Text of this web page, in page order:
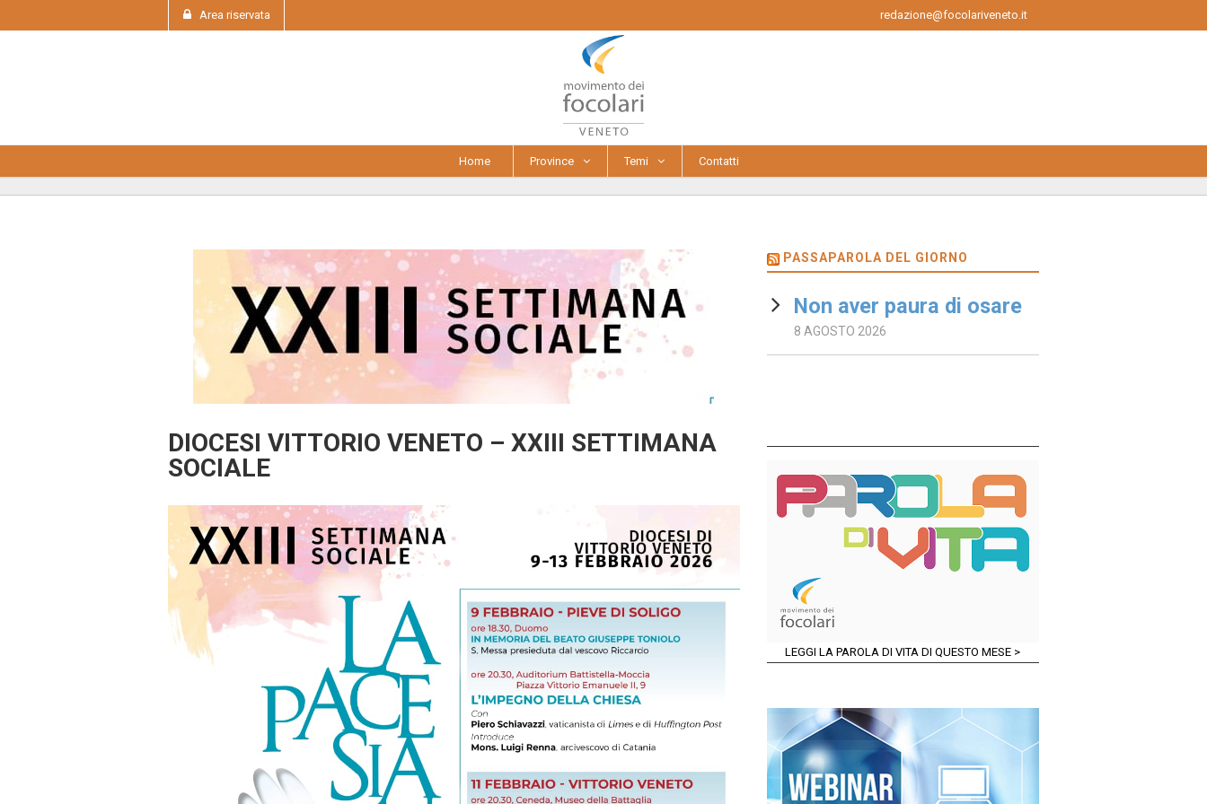
Area riservata redazione@focolariveneto.it
Home Province Temi Contatti
DIOCESI VITTORIO VENETO – XXIII SETTIMANA
SOCIALE
PASSAPAROLA DEL GIORNO
Non aver paura di osare
8 AGOSTO 2026
LEGGI LA PAROLA DI VITA DI QUESTO MESE >